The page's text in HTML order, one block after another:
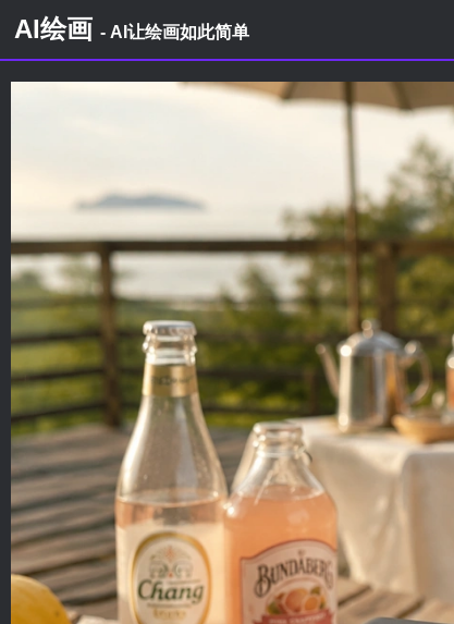
AI绘画 - AI让绘画如此简单